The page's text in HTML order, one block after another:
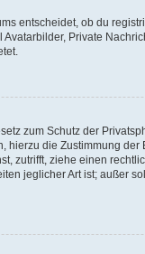
entscheidet, ob du
Private
zum Schutz der
die Zustimmung
zutrifft, ziehe einen
jeglicher Art ist; außer